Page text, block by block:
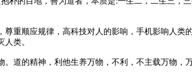
重顺应规律，高科技对人的影响，手机影响人类的
类。
道的精神，利他生养万物，不利，不主载万物，